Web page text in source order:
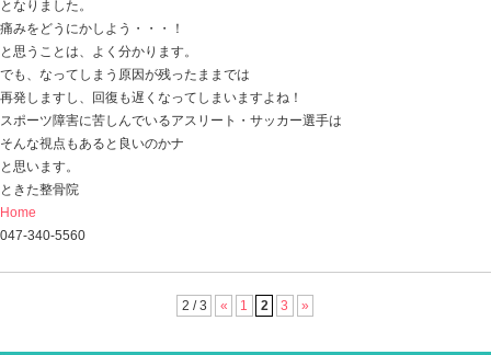
【足首の捻挫】 早期に回復・復帰するには
2017.05.11 | Category:こども スポーツ障害